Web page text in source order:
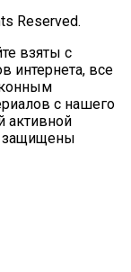
Reserved.
взяты с
интернета, все
с нашего
активной
защищены